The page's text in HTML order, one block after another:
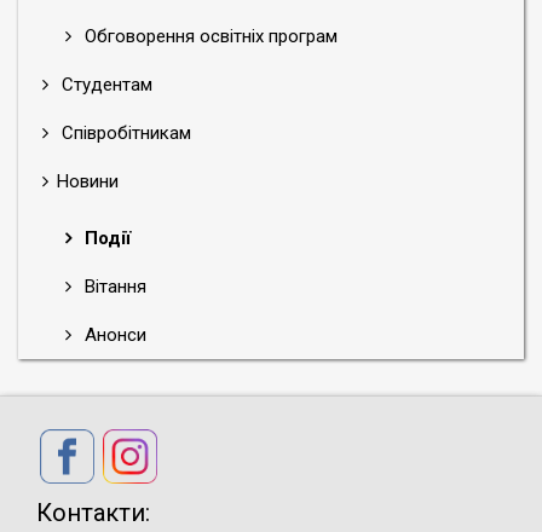
Обговорення освітніх програм
Студентам
Співробітникам
Новини
Події
Вітання
Анонси
Контакти: